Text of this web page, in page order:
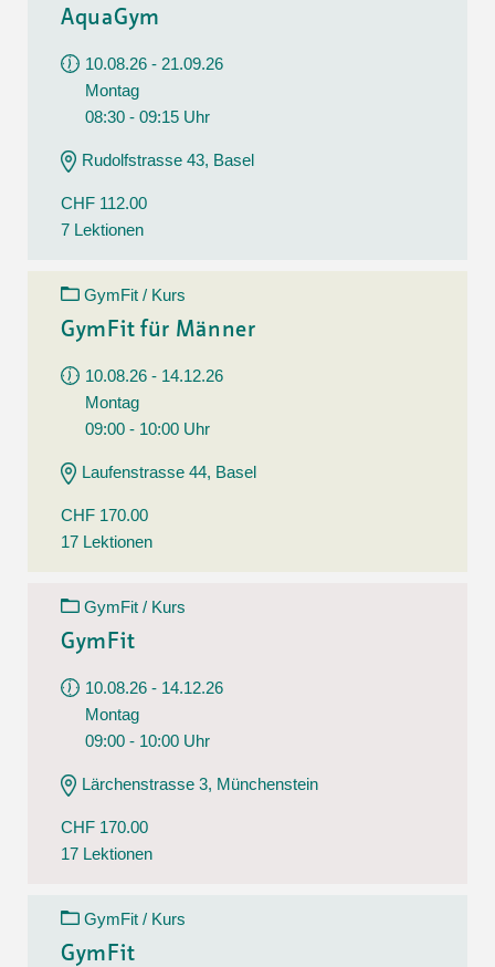
AquaGym
10.08.26 - 21.09.26
Montag
08:30 - 09:15 Uhr
Rudolfstrasse 43, Basel
CHF 112.00
7 Lektionen
GymFit / Kurs
GymFit für Männer
10.08.26 - 14.12.26
Montag
09:00 - 10:00 Uhr
Laufenstrasse 44, Basel
CHF 170.00
17 Lektionen
GymFit / Kurs
GymFit
10.08.26 - 14.12.26
Montag
09:00 - 10:00 Uhr
Lärchenstrasse 3, Münchenstein
CHF 170.00
17 Lektionen
GymFit / Kurs
GymFit